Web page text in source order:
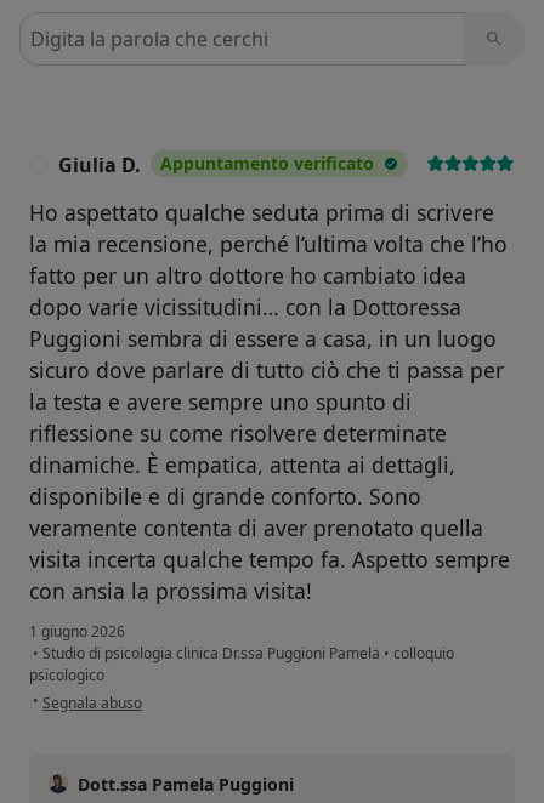
Cerca nelle recensioni
Giulia D. Appuntamento verificato
Ho aspettato qualche seduta prima di scrivere
la mia recensione, perché l’ultima volta che l’ho
fatto per un altro dottore ho cambiato idea
dopo varie vicissitudini… con la Dottoressa
Puggioni sembra di essere a casa, in un luogo
sicuro dove parlare di tutto ciò che ti passa per
la testa e avere sempre uno spunto di
riflessione su come risolvere determinate
dinamiche. È empatica, attenta ai dettagli,
disponibile e di grande conforto. Sono
veramente contenta di aver prenotato quella
visita incerta qualche tempo fa. Aspetto sempre
con ansia la prossima visita!
1 giugno 2026
• Studio di psicologia clinica Dr.ssa Puggioni Pamela • colloquio
psicologico
• secondo l'opinione dell'utente Giulia D.
Segnala abuso
Dott.ssa Pamela Puggioni